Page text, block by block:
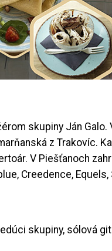
skupiny Ján
z Trakovíc.
V Piešťanoch
Creedence,
skupiny, sólová